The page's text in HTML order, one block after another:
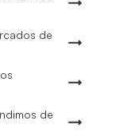
de
de